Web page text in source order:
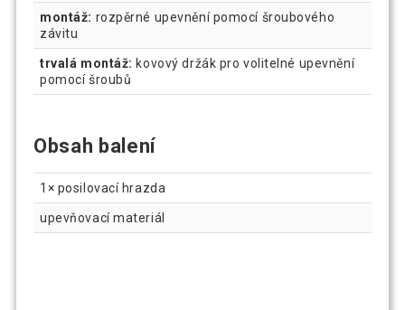
montáž: rozpěrné upevnění pomocí šroubového
závitu
trvalá montáž: kovový držák pro volitelné upevnění
pomocí šroubů
Obsah balení
1× posilovací hrazda
upevňovací materiál